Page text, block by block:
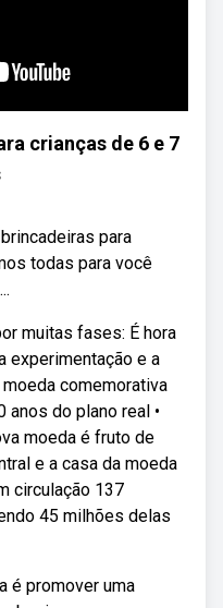
crianças de 6 e 7
para
todas para você
muitas fases: É hora
experimentação e a
comemorativa
anos do plano real •
moeda é fruto de
e a casa da moeda
circulação 137
45 milhões delas
é promover uma